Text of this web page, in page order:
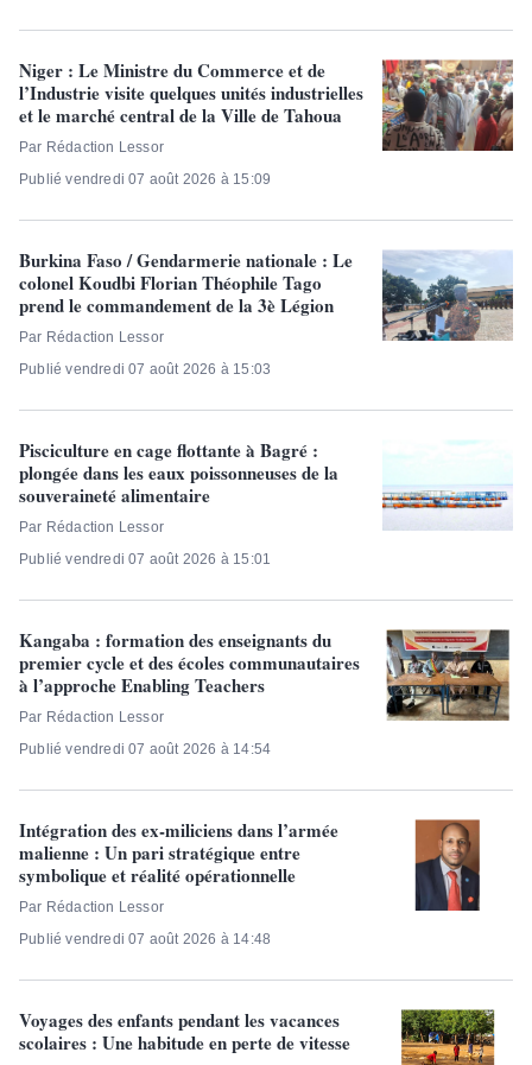
Niger : Le Ministre du Commerce et de
l’Industrie visite quelques unités industrielles
et le marché central de la Ville de Tahoua
Par Rédaction Lessor
Publié vendredi 07 août 2026 à 15:09
Burkina Faso / Gendarmerie nationale : Le
colonel Koudbi Florian Théophile Tago
prend le commandement de la 3è Légion
Par Rédaction Lessor
Publié vendredi 07 août 2026 à 15:03
Pisciculture en cage flottante à Bagré :
plongée dans les eaux poissonneuses de la
souveraineté alimentaire
Par Rédaction Lessor
Publié vendredi 07 août 2026 à 15:01
Kangaba : formation des enseignants du
premier cycle et des écoles communautaires
à l’approche Enabling Teachers
Par Rédaction Lessor
Publié vendredi 07 août 2026 à 14:54
Intégration des ex-miliciens dans l’armée
malienne : Un pari stratégique entre
symbolique et réalité opérationnelle
Par Rédaction Lessor
Publié vendredi 07 août 2026 à 14:48
Voyages des enfants pendant les vacances
scolaires : Une habitude en perte de vitesse